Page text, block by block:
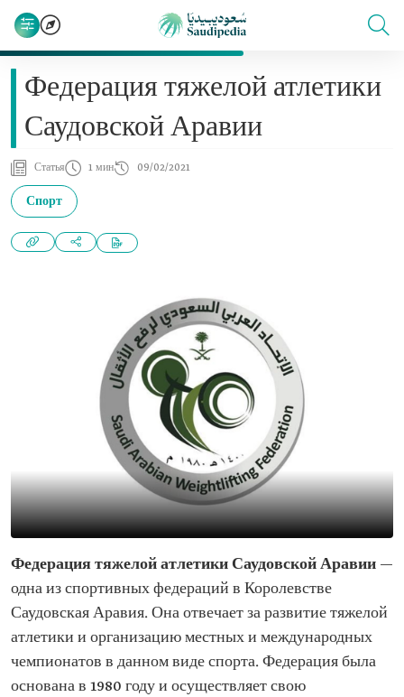
Федерация тяжелой атлетики
Саудовской Аравии
Статья 1 мин 09/02/2021
Спорт
Федерация тяжелой атлетики Саудовской Аравии —
одна из спортивных федераций в Королевстве
Саудовская Аравия. Она отвечает за развитие тяжелой
атлетики и организацию местных и международных
чемпионатов в данном виде спорта. Федерация была
основана в 1980 году и осуществляет свою